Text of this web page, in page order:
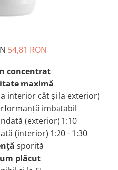
54,81 RON
concentrat
maximă
interior cât și la exterior)
imbatabil
(exterior) 1:10
(interior) 1:20 - 1:30
sporită
plăcut